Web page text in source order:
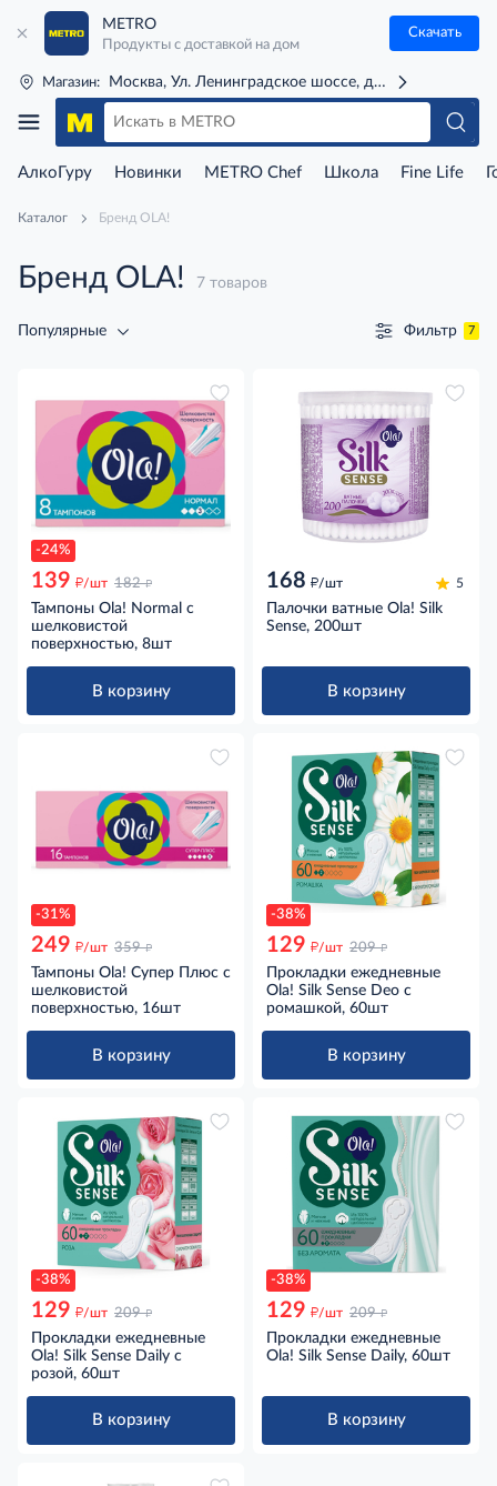
METRO
Продукты с доставкой на дом
Скачать
Магазин: Москва, Ул. Ленинградское шоссе, д. 71Г (м. Речной
АлкоГуру Новинки METRO Chef Школа Fine Life
Каталог Бренд OLA!
Бренд OLA! 7 товаров
Популярные Фильтр 7
-24%
139 д/шт 182 д
Тампоны Ola! Normal с
шелковистой
поверхностью, 8шт
В корзину
168 д/шт 5
Палочки ватные Ola! Silk
Sense, 200шт
В корзину
-31%
249 д/шт 359 д
Тампоны Ola! Супер Плюс с
шелковистой
поверхностью, 16шт
В корзину
-38%
129 д/шт 209 д
Прокладки ежедневные
Ola! Silk Sense Deo с
ромашкой, 60шт
В корзину
-38%
129 д/шт 209 д
Прокладки ежедневные
Ola! Silk Sense Daily с
розой, 60шт
В корзину
-38%
129 д/шт 209 д
Прокладки ежедневные
Ola! Silk Sense Daily, 60шт
В корзину